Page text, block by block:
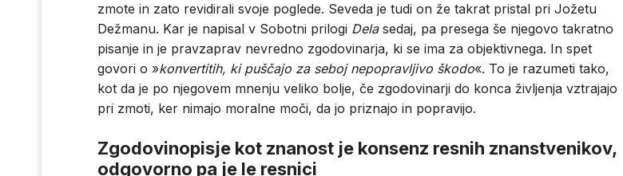
zmote in zato revidirali svoje poglede. Seveda je tudi on že takrat pristal pri Jožetu
Dežmanu. Kar je napisal v Sobotni prilogi Delasedaj, pa presega še njegovo takratno
pisanje in je pravzaprav nevredno zgodovinarja, ki se ima za objektivnega. In spet
govori o »konvertitih, ki puščajo za seboj nepopravljivo škodo«. To je razumeti tako,
kot da je po njegovem mnenju veliko bolje, če zgodovinarji do konca življenja vztrajajo
pri zmoti, ker nimajo moralne moči, da jo priznajo in popravijo.
Zgodovinopisje kot znanost je konsenz resnih znanstvenikov,
odgovorno pa je le resnici